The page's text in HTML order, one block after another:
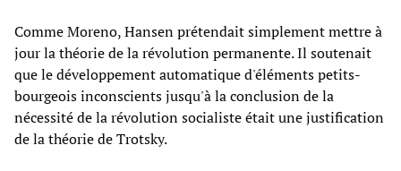
Comme Moreno, Hansen prétendait simplement mettre à
jour la théorie de la révolution permanente. Il soutenait
que le développement automatique d'éléments petits-
bourgeois inconscients jusqu'à la conclusion de la
nécessité de la révolution socialiste était une justification
de la théorie de Trotsky.